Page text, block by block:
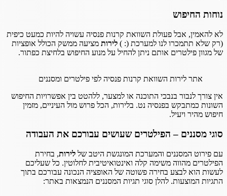
נוחות החיפוש
לא להאמין, אבל פעולת השוואת קרנות פנסיה עשויה להיות כמעט כיפית
(רק שלא תתמכרו לנו למערכת (: ) לירות מציעה ממשק הכולל אופציות
של מגוון פילטרים אותם ניתן להחיל על מנוע החיפוש בלחיצת כפתור.
אתר לירות השוואת קרנות פנסיה לפי פילטרים ומסננים
אין צורך לנבור בנבכי התוכנה או למצער, ללהטט בין אפשרויות החיפוש
השונות כמתבקש בפנסיה נט. בלירות, הכל פרוש מול העיניים, מזמין
חיפוש מהיר ויעיל.
סוגי מסננים – הפילטרים שעושים עבורכם את העבודה
עם פירוט המסננים והמערכת המונגשת היטב של לירות, בחירת
הפילטרים מהווה משימה קלה ואינטואיטיבית לחלוטין. כל שעליכם
לעשות הוא לבצע בחירה פשוטה של האופציה הנכונה עבורכם בתוך
התגיות המוצעות. להלן סוגי תגיות המסננים הנמצאות באתר: